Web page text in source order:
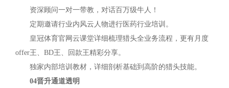
资深顾问一对一带教，对话百万级牛人！
定期邀请行业内风云人物进行医药行业培训。
皇冠体育官网云课堂详细梳理猎头全业务流程，更有月度
offer王、BD王、回款王精彩分享。
独家内部培训教材，详细剖析基础到高阶的猎头技能。
04晋升通道透明